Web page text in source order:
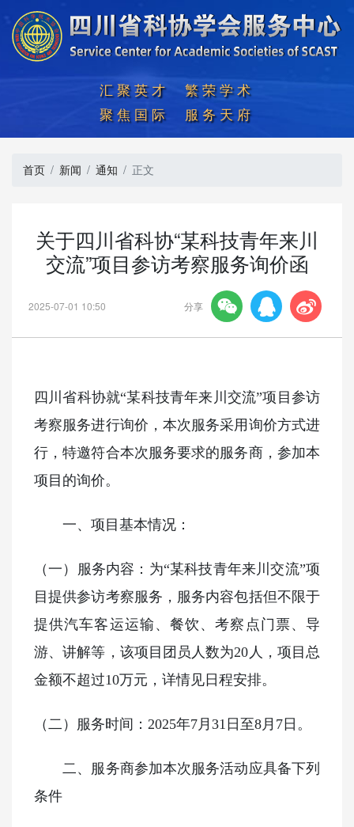
汇聚英才  繁荣学术
聚焦国际  服务天府
首页 新闻 通知 正文
关于四川省科协“某科技青年来川
交流”项目参访考察服务询价函
2025-07-01 10:50 分享   
四川省科协就“某科技青年来川交流”项目参访
考察服务进行询价，本次服务采用询价方式进
行，特邀符合本次服务要求的服务商，参加本
项目的询价。
一、项目基本情况：
（一）服务内容：为“某科技青年来川交流”项
目提供参访考察服务，服务内容包括但不限于
提供汽车客运运输、餐饮、考察点门票、导
游、讲解等，该项目团员人数为20人，项目总
金额不超过10万元，详情见日程安排。
（二）服务时间： 2025年7月31日至8月7日。
二、服务商参加本次服务活动应具备下列
条件